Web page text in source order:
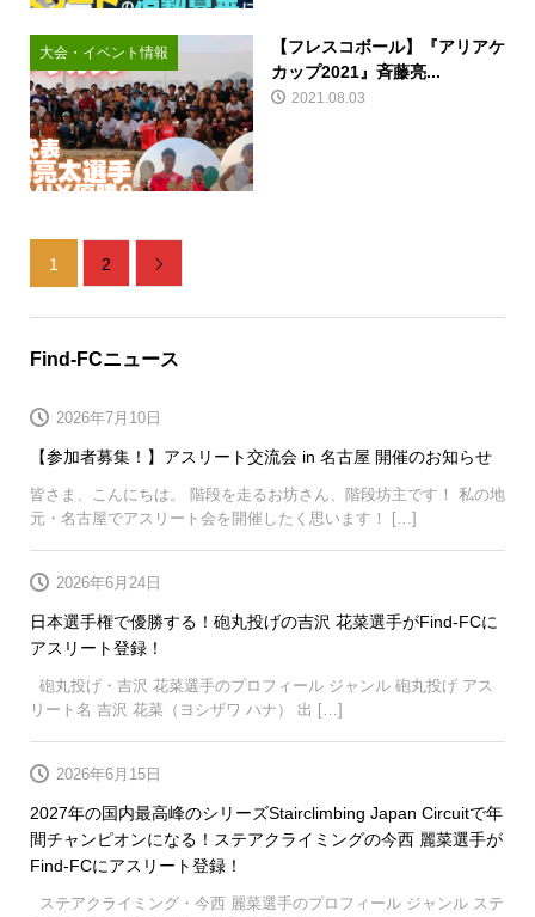
大会・イベント情報
【フレスコボール】『アリアケ
カップ2021』斉藤亮...
2021.08.03
1 2 
Find-FCニュース
【参加者募集！】アスリート交流会 in 名古屋 開催のお知らせ
2026年7月10日
皆さま、こんにちは。 階段を走るお坊さん、階段坊主です！ 私の地
元・名古屋でアスリート会を開催したく思います！ […]
日本選手権で優勝する！砲丸投げの吉沢 花菜選手がFind-FCに
アスリート登録！
2026年6月24日
砲丸投げ・吉沢 花菜選手のプロフィール ジャンル 砲丸投げ アス
リート名 吉沢 花菜（ヨシザワ ハナ） 出 […]
2027年の国内最高峰のシリーズStairclimbing Japan Circuitで年
間チャンピオンになる！ステアクライミングの今西 麗菜選手が
Find-FCにアスリート登録！
2026年6月15日
ステアクライミング・今西 麗菜選手のプロフィール ジャンル ステ